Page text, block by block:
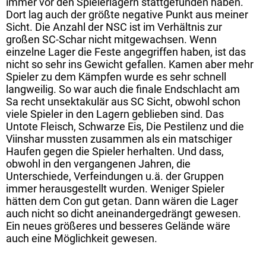
Dort lag auch der größte negative Punkt aus meiner
Sicht. Die Anzahl der NSC ist im Verhältnis zur
großen SC-Schar nicht mitgewachsen. Wenn
einzelne Lager die Feste angegriffen haben, ist das
nicht so sehr ins Gewicht gefallen. Kamen aber mehr
Spieler zu dem Kämpfen wurde es sehr schnell
langweilig. So war auch die finale Endschlacht am
Sa recht unsektakulär aus SC Sicht, obwohl schon
viele Spieler in den Lagern geblieben sind. Das
Untote Fleisch, Schwarze Eis, Die Pestilenz und die
Viinshar mussten zusammen als ein matschiger
Haufen gegen die Spieler herhalten. Und dass,
obwohl in den vergangenen Jahren, die
Unterschiede, Verfeindungen u.ä. der Gruppen
immer herausgestellt wurden. Weniger Spieler
hätten dem Con gut getan. Dann wären die Lager
auch nicht so dicht aneinandergedrängt gewesen.
Ein neues größeres und besseres Gelände wäre
auch eine Möglichkeit gewesen.